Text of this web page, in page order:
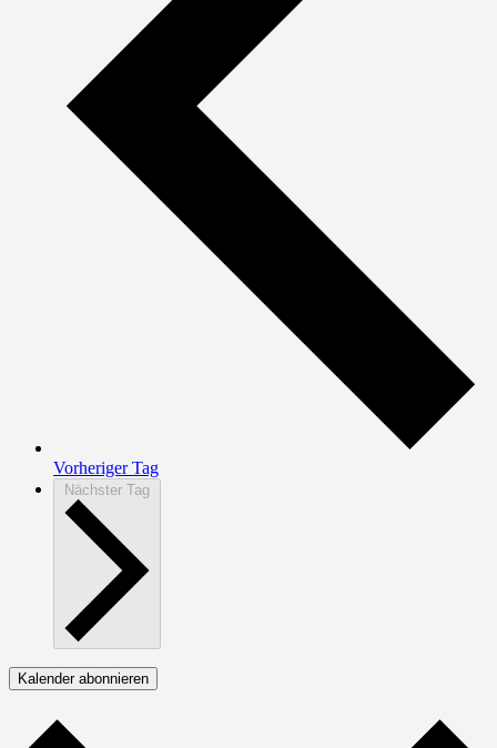
Vorheriger Tag
Nächster Tag
Kalender abonnieren